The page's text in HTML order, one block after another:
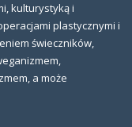
kulturystyką i
plastycznymi i
świeczników,
a może